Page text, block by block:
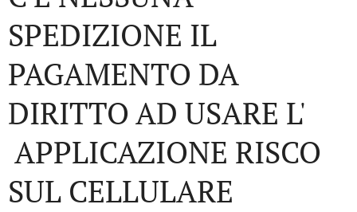
SPEDIZIONE IL
PAGAMENTO DA
DIRITTO AD USARE L'
APPLICAZIONE RISCO
SUL CELLULARE